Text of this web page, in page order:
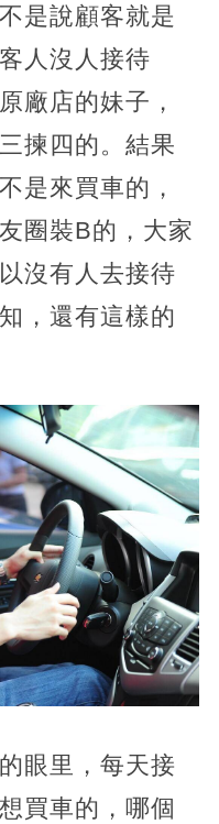
是說顧客就是
人沒人接待
廠店的妹子，
揀四的。結果
是來買車的，
圈裝B的，大家
沒有人去接待
，還有這樣的
眼里，每天接
買車的，哪個